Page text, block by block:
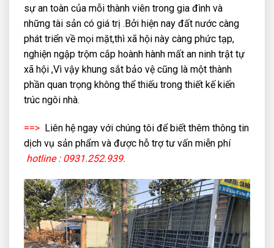
sự an toàn của mỗi thành viên trong gia đình và
những tài sản có giá trị .Bởi hiện nay đất nước càng
phát triển về mọi mặt,thì xã hội này càng phức tạp,
nghiện ngập trộm cắp hoành hành mất an ninh trật tự
xã hội ,Vì vậy khung sắt bảo vệ cũng là một thành
phần quan trọng không thể thiếu trong thiết kế kiến
trúc ngôi nhà.
==> Liên hệ ngay với chúng tôi để biết thêm thông tin
dịch vụ sản phẩm và được hỗ trợ tư vấn miễn phí
hotline : 0931.252.939.